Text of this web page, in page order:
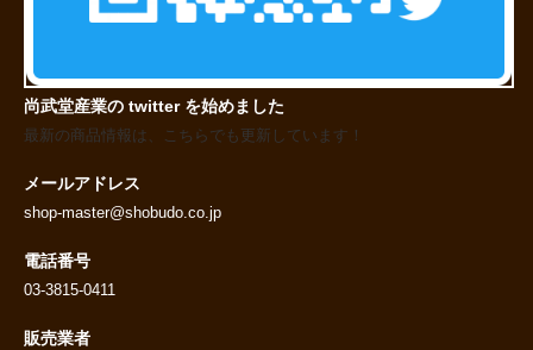
尚武堂産業の twitter を始めました
最新の商品情報は、こちらでも更新しています！
メールアドレス
shop-master@shobudo.co.jp
電話番号
03-3815-0411
販売業者